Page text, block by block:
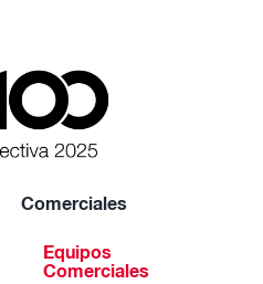
Comerciales
Equipos
Comerciales